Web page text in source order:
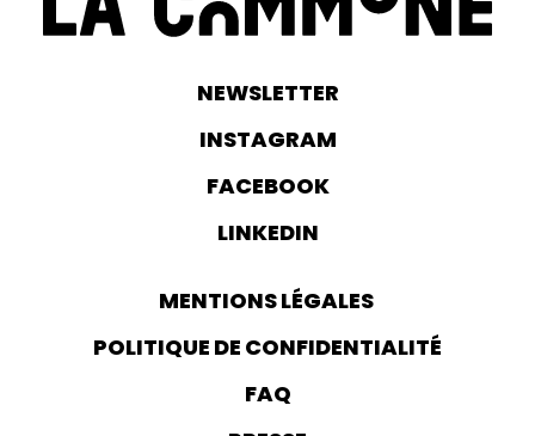
NEWSLETTER
INSTAGRAM
FACEBOOK
LINKEDIN
MENTIONS LÉGALES
POLITIQUE DE CONFIDENTIALITÉ
FAQ